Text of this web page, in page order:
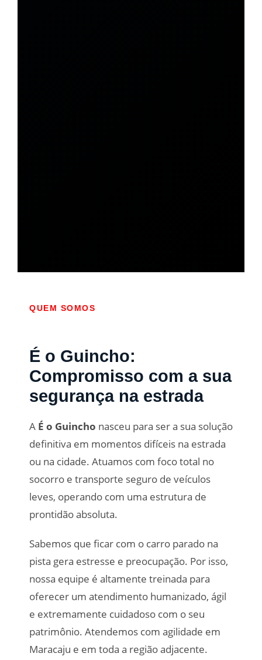
QUEM SOMOS
É o Guincho:
Compromisso com a sua
segurança na estrada
A É o Guincho nasceu para ser a sua solução
definitiva em momentos difíceis na estrada
ou na cidade. Atuamos com foco total no
socorro e transporte seguro de veículos
leves, operando com uma estrutura de
prontidão absoluta.
Sabemos que ficar com o carro parado na
pista gera estresse e preocupação. Por isso,
nossa equipe é altamente treinada para
oferecer um atendimento humanizado, ágil
e extremamente cuidadoso com o seu
patrimônio. Atendemos com agilidade em
Maracaju e em toda a região adjacente.